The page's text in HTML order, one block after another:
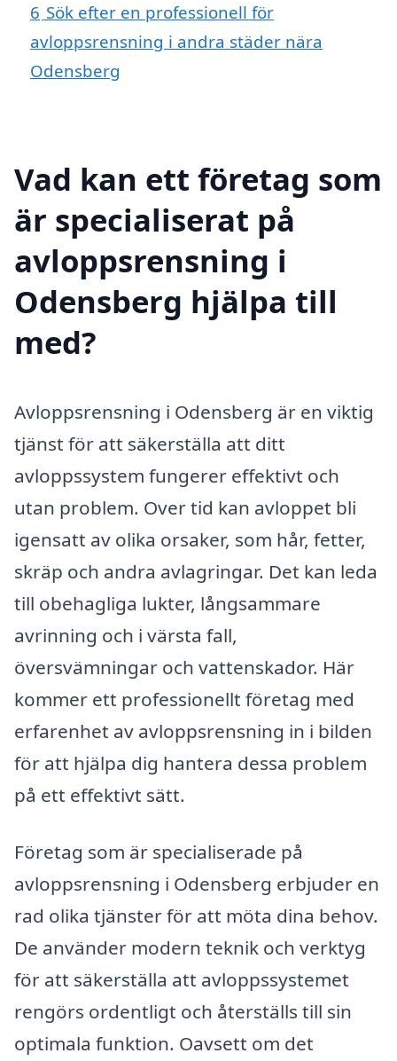
6 Sök efter en professionell för
avloppsrensning i andra städer nära
Odensberg
Vad kan ett företag som
är specialiserat på
avloppsrensning i
Odensberg hjälpa till
med?
Avloppsrensning i Odensberg är en viktig
tjänst för att säkerställa att ditt
avloppssystem fungerer effektivt och
utan problem. Over tid kan avloppet bli
igensatt av olika orsaker, som hår, fetter,
skräp och andra avlagringar. Det kan leda
till obehagliga lukter, långsammare
avrinning och i värsta fall,
översvämningar och vattenskador. Här
kommer ett professionellt företag med
erfarenhet av avloppsrensning in i bilden
för att hjälpa dig hantera dessa problem
på ett effektivt sätt.
Företag som är specialiserade på
avloppsrensning i Odensberg erbjuder en
rad olika tjänster för att möta dina behov.
De använder modern teknik och verktyg
för att säkerställa att avloppssystemet
rengörs ordentligt och återställs till sin
optimala funktion. Oavsett om det